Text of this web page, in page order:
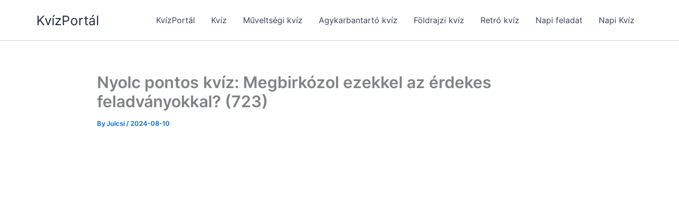
KvízPortál KvízPortál Kvíz Műveltségi kvíz Agykarbantartó kvíz Földrajzi kvíz Retró kvíz Napi feladat Napi Kvíz
Nyolc pontos kvíz: Megbirkózol ezekkel az érdekes
feladványokkal? (723)
ByJulcsi / 2024-08-10